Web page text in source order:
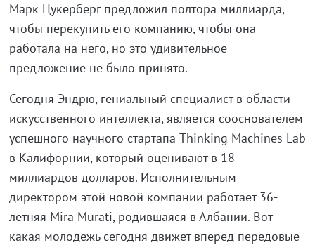
Марк Цукерберг предложил полтора миллиарда,
чтобы перекупить его компанию, чтобы она
работала на него, но это удивительное
предложение не было принято.
Сегодня Эндрю, гениальный специалист в области
искусственного интеллекта, является сооснователем
успешного научного стартапа Thinking Machines Lab
в Калифорнии, который оценивают в 18
миллиардов долларов. Исполнительным
директором этой новой компании работает 36-
летняя Mira Murati, родившаяся в Албании. Вот
какая молодежь сегодня движет вперед передовые